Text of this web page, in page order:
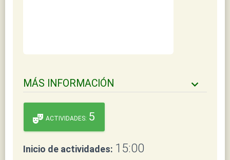
MÁS INFORMACIÓN keyboard_arrow_down
theater_comedy ACTIVIDADES: 5
Inicio de actividades: 15:00